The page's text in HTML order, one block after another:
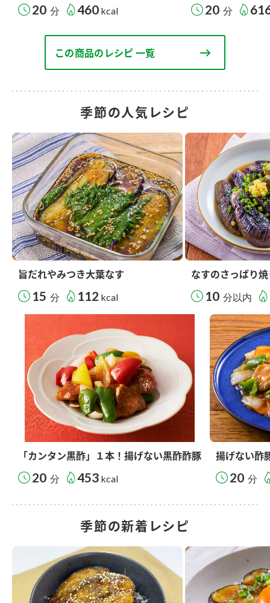
20 分 460 kcal 20 分
この商品のレシピ 一覧
季節の人気レシピ
旨だれやみつき大葉なす
15 分 112 kcal
なすのさっぱり
10 分以内
「カンタン黒酢」１本！揚げない黒酢酢豚
20 分 453 kcal
揚げない酢
20 分
季節の新着レシピ